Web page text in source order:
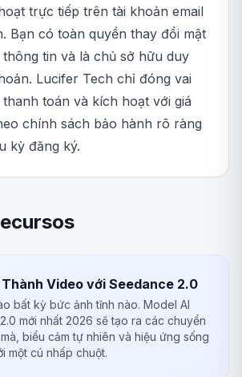
trực tiếp trên tài khoản email
Bạn có toàn quyền thay đổi mật
tin và là chủ sở hữu duy
Lucifer Tech chỉ đóng vai
toán và kích hoạt với giá
chính sách bảo hành rõ ràng
kỳ đăng ký.
Video với Seedance 2.0
bất kỳ bức ảnh tĩnh nào. Model AI
mới nhất 2026 sẽ tạo ra các chuyển
biểu cảm tự nhiên và hiệu ứng sống
một cú nhấp chuột.